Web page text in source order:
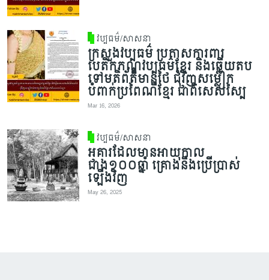
វប្បធម៌/សាសនា
ក្រសួងវប្បធម៌ ប្រកាសការពារ
បេតិកភណ្ឌវប្បធម៌ខ្មែរ និងឆ្លើយតប
ទៅមតិព័ត៌មានថៃ ជុំវិញសម្លៀក
បំពាក់ប្រពៃណីខ្មែរ ជាពិសេសស្បៃ
Mar 16, 2026
វប្បធម៌/សាសនា
អគារដែលមានអាយុកាល
ជាង១០០ឆ្នាំ គ្រោងនឹងប្រើប្រាស់
ឡើងវិញ
May 26, 2025